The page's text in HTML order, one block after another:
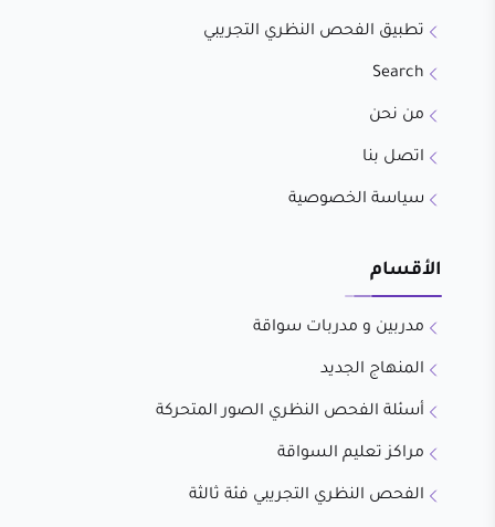
تطبيق الفحص النظري التجريبي
Search
من نحن
اتصل بنا
سياسة الخصوصية
الأقسام
مدربين و مدربات سواقة
المنهاج الجديد
أسئلة الفحص النظري الصور المتحركة
مراكز تعليم السواقة
الفحص النظري التجريبي فئة ثالثة